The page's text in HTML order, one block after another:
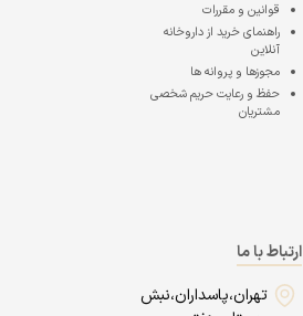
قوانین و مقررات
راهنمای خرید از داروخانه
آنلاین
مجوزها و پروانه ها
حفظ و رعایت حریم شخصی
مشتریان
ارتباط با ما
تهران،پاسداران،نبش